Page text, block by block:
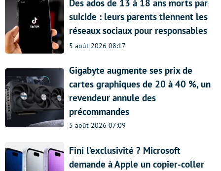
Des ados de 13 à 18 ans morts par
suicide : leurs parents tiennent les
réseaux sociaux pour responsables
5 août 2026 08:17
Gigabyte augmente ses prix de
cartes graphiques de 20 à 40 %, un
revendeur annule des
précommandes
5 août 2026 07:09
Fini l’exclusivité ? Microsoft
demande à Apple un copier-coller